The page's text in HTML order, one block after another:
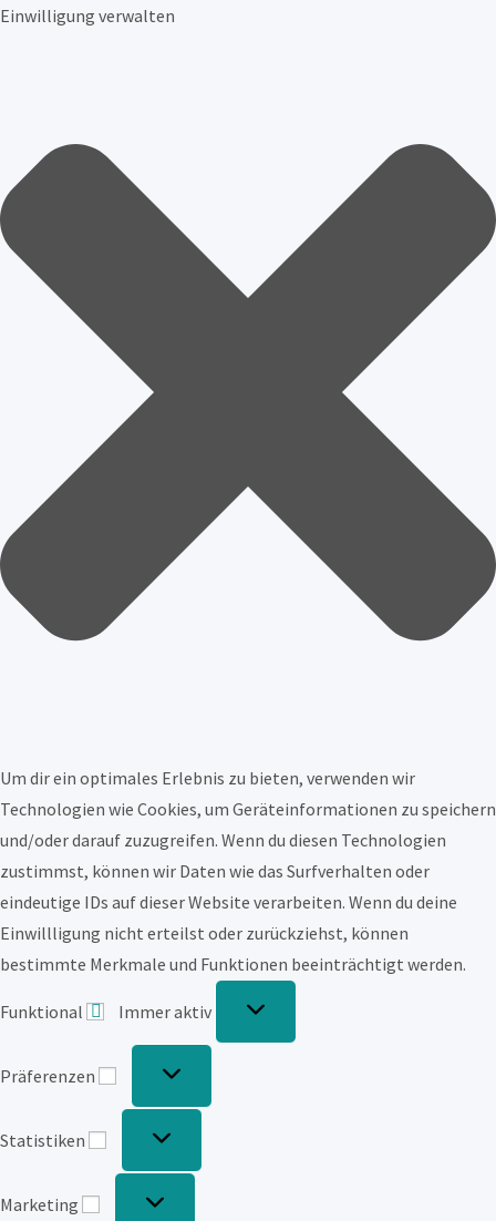
Einwilligung verwalten
Um dir ein optimales Erlebnis zu bieten, verwenden wir
Technologien wie Cookies, um Geräteinformationen zu speichern
und/oder darauf zuzugreifen. Wenn du diesen Technologien
zustimmst, können wir Daten wie das Surfverhalten oder
eindeutige IDs auf dieser Website verarbeiten. Wenn du deine
Einwillligung nicht erteilst oder zurückziehst, können
bestimmte Merkmale und Funktionen beeinträchtigt werden.
Funktional Immer aktiv
Präferenzen
Präferenzen
Statistiken
Statistiken
Marketing
Marketing